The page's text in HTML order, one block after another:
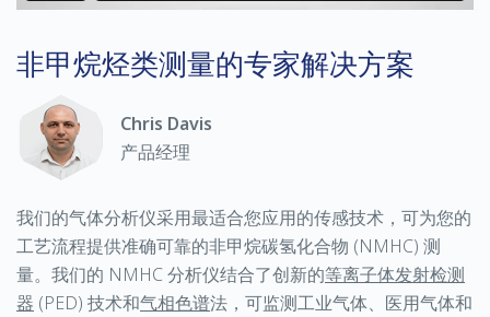
非甲烷烃类测量的专家解决方案
Chris Davis
产品经理
我们的气体分析仪采用最适合您应用的传感技术，可为您的
工艺流程提供准确可靠的非甲烷碳氢化合物 (NMHC) 测
量。我们的 NMHC 分析仪结合了创新的等离子体发射检测
器 (PED) 技术和气相色谱法，可监测工业气体、医用气体和